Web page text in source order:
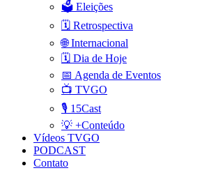
🗳️ Eleições
🗓️ Retrospectiva
🌐 Internacional
🗓️ Dia de Hoje
📅 Agenda de Eventos
📺 TVGO
🎙️ 15Cast
💡 +Conteúdo
Vídeos TVGO
PODCAST
Contato